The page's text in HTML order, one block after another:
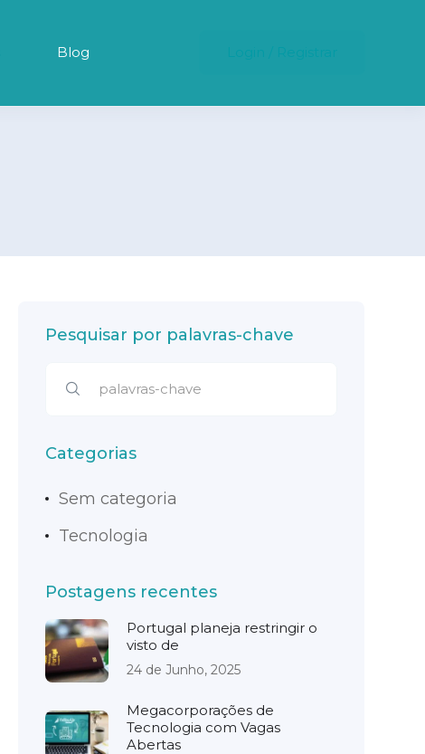
Blog Login Registrar
Pesquisar por palavras-chave
Categorias
Sem categoria
Tecnologia
Postagens recentes
Portugal planeja restringir o
visto de
24 de Junho, 2025
Megacorporações de
Tecnologia com Vagas
Abertas